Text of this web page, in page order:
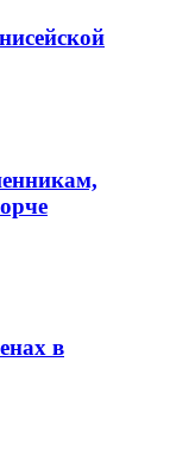
в